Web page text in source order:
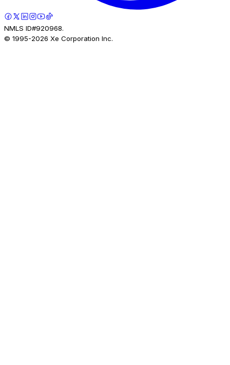
NMLS ID#920968.
© 1995-2026 Xe Corporation Inc.